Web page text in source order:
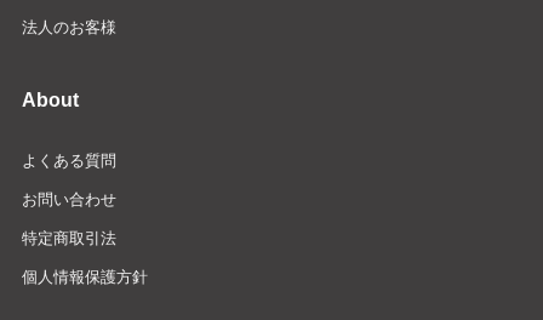
法人のお客様
About
よくある質問
お問い合わせ
特定商取引法
個人情報保護方針